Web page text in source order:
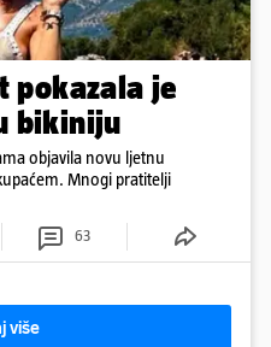
pokazala je
bikiniju
objavila novu ljetnu
Mnogi pratitelji
63
više